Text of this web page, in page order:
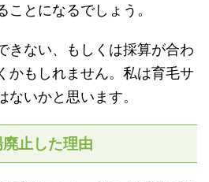
ことになるでしょう。
きない、もしくは採算が合わ
かもしれません。私は育毛サ
ないかと思います。
止した理由